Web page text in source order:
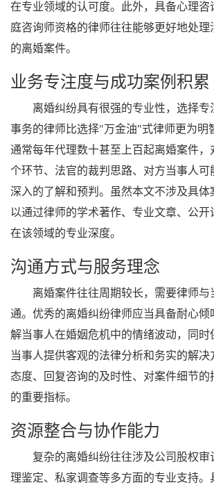
在专业领域的认可度。此外，具备心理咨
庭咨询师资格的律师往往能够更好地处理
的离婚案件。
业务专注度与成功案例积累
离婚纠纷具有很强的专业性，选择专
事务的律师比选择"万金油"式律师更为明
通常每年代理数十甚至上百起离婚案件，
个环节、法官的裁判思路、对方当事人可
深入的了解和预判。虽然本文不涉及具体
以通过律师的学术著作、专业文章、公开
在该领域的专业深度。
沟通方式与服务理念
离婚案件往往周期较长，需要律师与
通。优秀的离婚纠纷律师应当具备耐心倾
解当事人在婚姻危机中的情绪波动，同时
当事人提供客观的法律分析和务实的解
态度、回复咨询的及时性、对案件细节的
的重要指标。
资源整合与协作能力
复杂的离婚纠纷往往涉及公司股权审
理鉴定、私家调查等多方面的专业支持。